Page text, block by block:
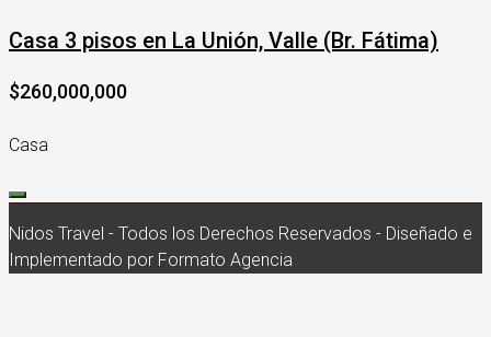
Casa 3 pisos en La Unión, Valle (Br. Fátima)
$260,000,000
Casa
Nidos Travel - Todos los Derechos Reservados - Diseñado e
Implementado por Formato Agencia